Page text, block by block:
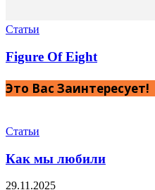
Статьи
Figure Of Eight
Это Вас Заинтересует!
Статьи
Как мы любили
29.11.2025